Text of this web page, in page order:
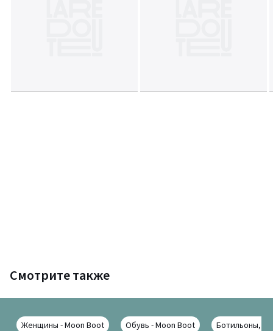
Смотрите также
Женщины - Moon Boot Обувь - Moon Boot Ботильоны,